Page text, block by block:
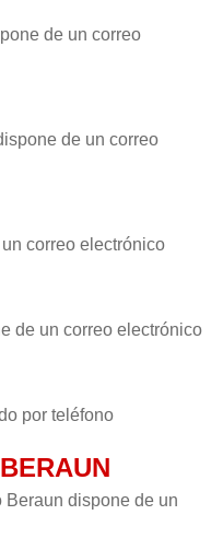
de un correo
de un correo
correo electrónico
de un correo electrónico
por teléfono
dispone de un